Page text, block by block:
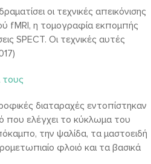
οι τεχνικές απεικόνισης
fMRI, η τομογραφία εκπομπής
SPECT. Οι τεχνικές αυτές
τους
διαταραχές εντοπίστηκαν
που ελέγχει το κύκλωμα του
την ψαλίδα, τα μαστοειδή
φλοιό και τα βασικά